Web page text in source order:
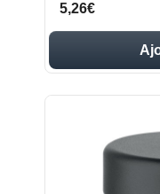
5,26€